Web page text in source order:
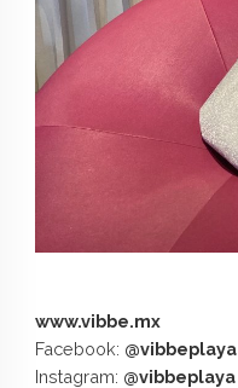
www.vibbe.mx
Facebook: @vibbeplaya
Instagram: @vibbeplaya